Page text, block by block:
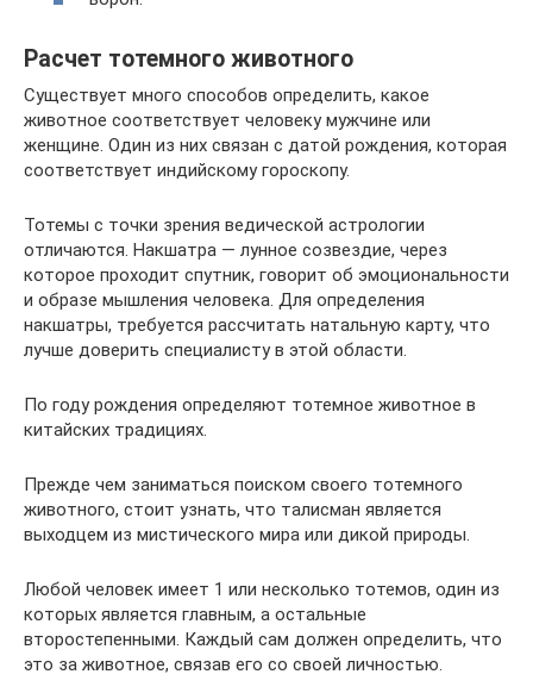
Расчет тотемного животного
Существует много способов определить, какое
животное соответствует человеку мужчине или
женщине. Один из них связан с датой рождения, которая
соответствует индийскому гороскопу.
Тотемы с точки зрения ведической астрологии
отличаются. Накшатра — лунное созвездие, через
которое проходит спутник, говорит об эмоциональности
и образе мышления человека. Для определения
накшатры, требуется рассчитать натальную карту, что
лучше доверить специалисту в этой области.
По году рождения определяют тотемное животное в
китайских традициях.
Прежде чем заниматься поиском своего тотемного
животного, стоит узнать, что талисман является
выходцем из мистического мира или дикой природы.
Любой человек имеет 1 или несколько тотемов, один из
которых является главным, а остальные
второстепенными. Каждый сам должен определить, что
это за животное, связав его со своей личностью.